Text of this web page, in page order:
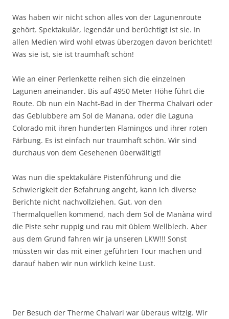
Was haben wir nicht schon alles von der Lagunenroute
gehört. Spektakulär, legendär und berüchtigt ist sie. In
allen Medien wird wohl etwas überzogen davon berichtet!
Was sie ist, sie ist traumhaft schön!
Wie an einer Perlenkette reihen sich die einzelnen
Lagunen aneinander. Bis auf 4950 Meter Höhe führt die
Route. Ob nun ein Nacht-Bad in der Therma Chalvari oder
das Geblubbere am Sol de Manana, oder die Laguna
Colorado mit ihren hunderten Flamingos und ihrer roten
Färbung. Es ist einfach nur traumhaft schön. Wir sind
durchaus von dem Gesehenen überwältigt!
Was nun die spektakuläre Pistenführung und die
Schwierigkeit der Befahrung angeht, kann ich diverse
Berichte nicht nachvollziehen. Gut, von den
Thermalquellen kommend, nach dem Sol de Manàna wird
die Piste sehr ruppig und rau mit üblem Wellblech. Aber
aus dem Grund fahren wir ja unseren LKW!!! Sonst
müssten wir das mit einer geführten Tour machen und
darauf haben wir nun wirklich keine Lust.
Der Besuch der Therme Chalvari war überaus witzig. Wir